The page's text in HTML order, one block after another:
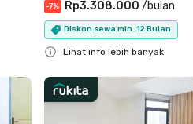
-7% Rp3.308.000 /bulan
Diskon sewa min. 12 Bulan
Lihat info lebih banyak